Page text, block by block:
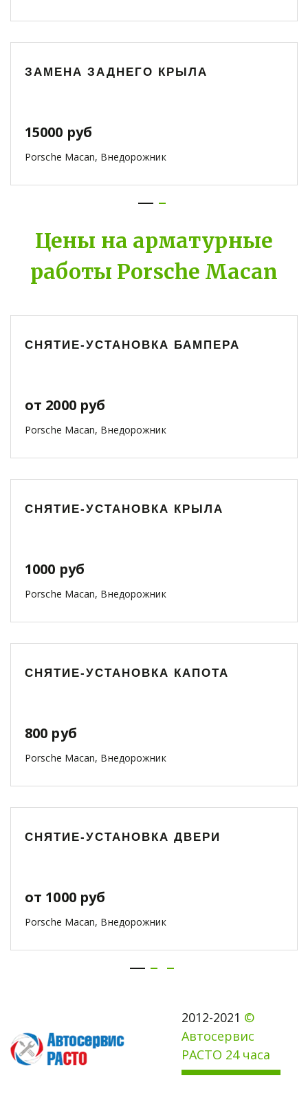
ЗАМЕНА ЗАДНЕГО КРЫЛА
15000 руб
Porsche Macan, Внедорожник
Цены на арматурные
работы Porsche Macan
СНЯТИЕ-УСТАНОВКА БАМПЕРА
от 2000 руб
Porsche Macan, Внедорожник
СНЯТИЕ-УСТАНОВКА КРЫЛА
1000 руб
Porsche Macan, Внедорожник
СНЯТИЕ-УСТАНОВКА КАПОТА
800 руб
Porsche Macan, Внедорожник
СНЯТИЕ-УСТАНОВКА ДВЕРИ
от 1000 руб
Porsche Macan, Внедорожник
2012-2021 ©
Автосервис
РАСТО 24 часа